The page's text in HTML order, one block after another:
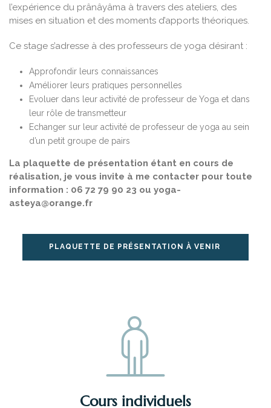
l’expérience du prânâyâma à travers des ateliers, des
mises en situation et des moments d’apports théoriques.
Ce stage s’adresse à des professeurs de yoga désirant :
Approfondir leurs connaissances
Améliorer leurs pratiques personnelles
Evoluer dans leur activité de professeur de Yoga et dans
leur rôle de transmetteur
Echanger sur leur activité de professeur de yoga au sein
d’un petit groupe de pairs
La plaquette de présentation étant en cours de
réalisation, je vous invite à me contacter pour toute
information : 06 72 79 90 23 ou yoga-
asteya@orange.fr
PLAQUETTE DE PRÉSENTATION À VENIR
Cours individuels